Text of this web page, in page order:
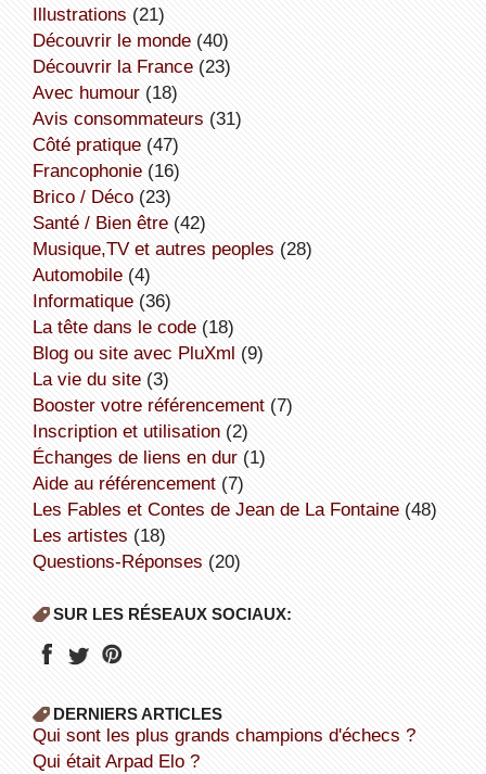
illustrations (21)
découvrir le monde(40)
découvrir la France(23)
avec humour(18)
avis consommateurs (31)
côté pratique(47)
Francophonie(16)
Brico / Déco(23)
Santé / Bien être(42)
Musique,TV et autres peoples (28)
Automobile(4)
informatique(36)
la tête dans le code(18)
Blog ou site avec PluXml (9)
la vie du site(3)
booster votre référencement(7)
inscription et utilisation(2)
échanges de liens en dur(1)
aide au référencement(7)
Les Fables et Contes de Jean de La Fontaine(48)
Les artistes (18)
Questions-Réponses (20)
SUR LES RÉSEAUX SOCIAUX:
DERNIERS ARTICLES
Qui sont les plus grands champions d'échecs ?
Qui était Arpad Elo ?